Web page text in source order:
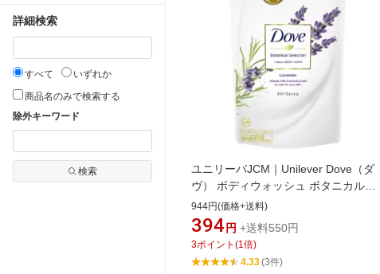
詳細検索
すべて
いずれか
商品名のみで検索する
除外キーワード
検索
ユニリーバJCM｜Unilever Dove（ダ
ヴ） ボディウォッシュ ボタニカルセ
レクション ラベンダー つめかえ用
（360g）〔ボディソープ〕【rb_pcp】
944円(価格+送料)
394 円 +送料550円
3ポイント (1 倍)
4.33(3件)